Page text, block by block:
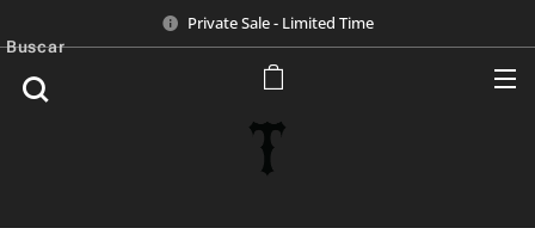
Private Sale - Limited Time
Buscar